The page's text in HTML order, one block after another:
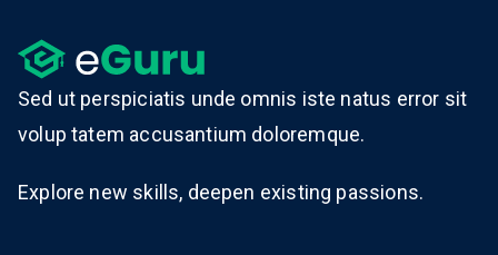
Sed ut perspiciatis unde omnis iste natus error sit
volup tatem accusantium doloremque.
Explore new skills, deepen existing passions.